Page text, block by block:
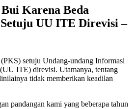
Karena Beda
UU ITE Direvisi –
setuju Undang-undang Informasi
ITE) direvisi. Utamanya, tentang
tidak memberikan keadilan
pandangan kami yang beberapa tahun